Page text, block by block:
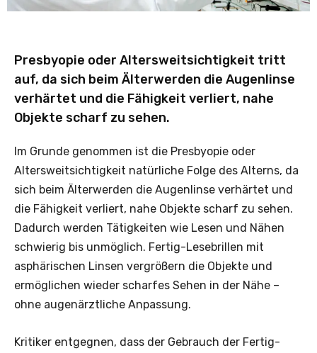
Presbyopie oder Altersweitsichtigkeit tritt
auf, da sich beim Älterwerden die Augenlinse
verhärtet und die Fähigkeit verliert, nahe
Objekte scharf zu sehen.
Im Grunde genommen ist die Presbyopie oder
Altersweitsichtigkeit natürliche Folge des Alterns, da
sich beim Älterwerden die Augenlinse verhärtet und
die Fähigkeit verliert, nahe Objekte scharf zu sehen.
Dadurch werden Tätigkeiten wie Lesen und Nähen
schwierig bis unmöglich. Fertig-Lesebrillen mit
asphärischen Linsen vergrößern die Objekte und
ermöglichen wieder scharfes Sehen in der Nähe –
ohne augenärztliche Anpassung.
Kritiker entgegnen, dass der Gebrauch der Fertig-